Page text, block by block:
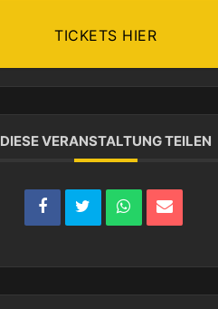
TICKETS HIER
DIESE VERANSTALTUNG TEILEN